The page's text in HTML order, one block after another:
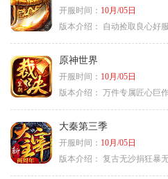
开服时间： 10月/05日
版本介绍：
自动捡取良心好
原神世界
开服时间： 10月/05日
版本介绍： 万件专属匠心巨作
大秦第三季
开服时间： 10月/05日
版本介绍： 复古无沙捐狂暴